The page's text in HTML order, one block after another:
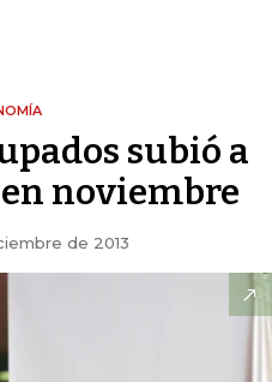
subió a
noviembre
de 2013